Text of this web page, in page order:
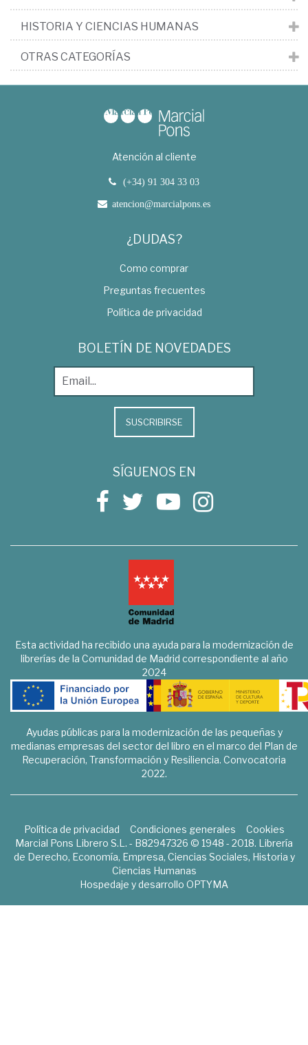
HISTORIA Y CIENCIAS HUMANAS
OTRAS CATEGORÍAS
Atención al cliente
(+34) 91 304 33 03
atencion@marcialpons.es
¿DUDAS?
Como comprar
Preguntas frecuentes
Política de privacidad
BOLETÍN DE NOVEDADES
SUSCRIBIRSE
SÍGUENOS EN
Esta actividad ha recibido una ayuda para la modernización de
librerías de la Comunidad de Madrid correspondiente al año
2024
Ayudas públicas para la modernización de las pequeñas y
medianas empresas del sector del libro en el marco del Plan de
Recuperación, Transformación y Resiliencia. Convocatoria
2022.
Política de privacidad Condiciones generales
Cookies
Marcial Pons Librero S.L. - B82947326 © 1948 - 2018. Librería
de Derecho, Economía, Empresa, Ciencias Sociales, Historia y
Ciencias Humanas
Hospedaje y desarrollo OPTYMA